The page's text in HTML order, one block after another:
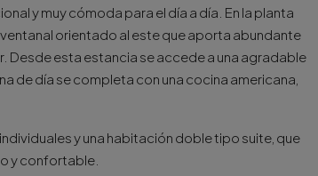
y muy cómoda para el día a día. En la planta
orientado al este que aporta abundante
Desde esta estancia se accede a una agradable
de día se completa con una cocina americana,
y una habitación doble tipo suite, que
y confortable.